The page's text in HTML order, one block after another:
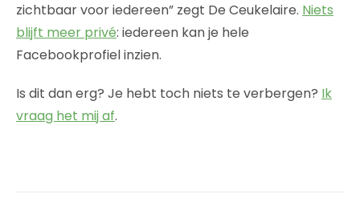
zichtbaar voor iedereen” zegt De Ceukelaire. Niets
blijft meer privé: iedereen kan je hele
Facebookprofiel inzien.
Is dit dan erg? Je hebt toch niets te verbergen? Ik
vraag het mij af.